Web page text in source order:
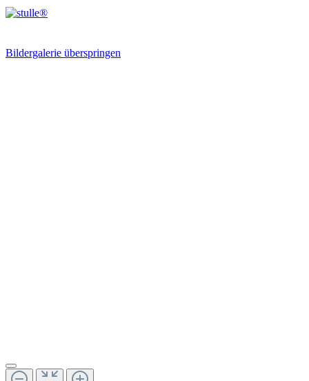
Bildergalerie überspringen